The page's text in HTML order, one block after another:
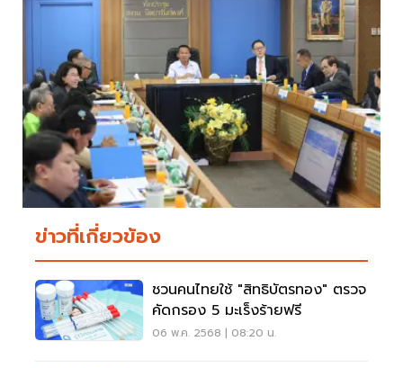
ข่าวที่เกี่ยวข้อง
ชวนคนไทยใช้ "สิทธิบัตรทอง" ตรวจ
คัดกรอง 5 มะเร็งร้ายฟรี
06 พ.ค. 2568 | 08:20 น.